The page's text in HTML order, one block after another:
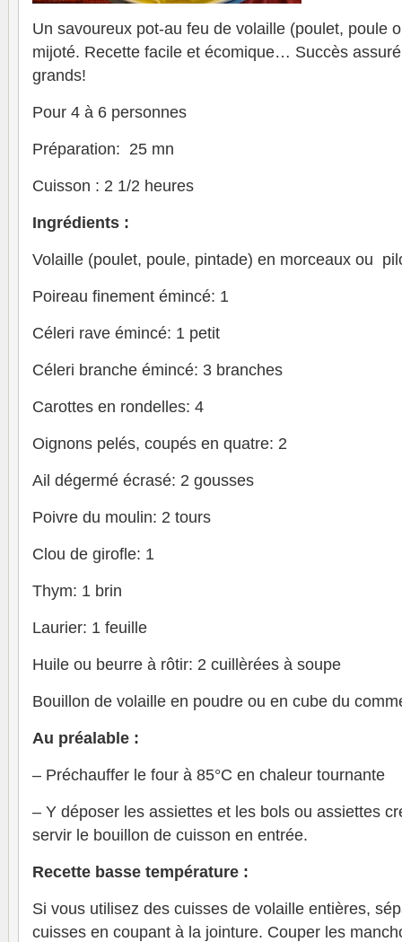
Un savoureux pot-au feu de volaille (poulet, poule
mijoté. Recette facile et écomique… Succès
grands!
Pour 4 à 6 personnes
Préparation: 25 mn
Cuisson : 2 1/2 heures
Ingrédients :
Volaille (poulet, poule, pintade) en morceaux ou
Poireau finement émincé: 1
Céleri rave émincé: 1 petit
Céleri branche émincé: 3 branches
Carottes en rondelles: 4
Oignons pelés, coupés en quatre: 2
Ail dégermé écrasé: 2 gousses
Poivre du moulin: 2 tours
Clou de girofle: 1
Thym: 1 brin
Laurier: 1 feuille
Huile ou beurre à rôtir: 2 cuillèrées à soupe
Bouillon de volaille en poudre ou en cube du
Au préalable :
– Préchauffer le four à 85°C en chaleur tournante
– Y déposer les assiettes et les bols ou assiettes
servir le bouillon de cuisson en entrée.
Recette basse température :
Si vous utilisez des cuisses de volaille entières,
cuisses en coupant à la jointure. Couper les